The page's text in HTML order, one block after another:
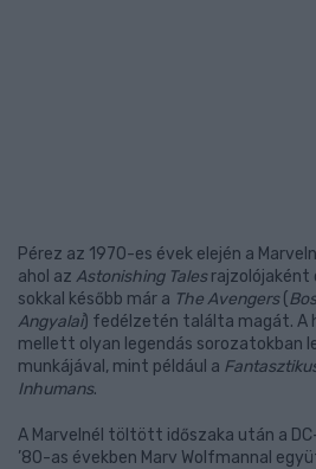
Pérez az 1970-es évek elején a
ahol az Astonishing Tales rajzolójaként
sokkal később már a The Avengers (
Angyalai) fedélzetén találta magát. A
mellett olyan legendás sorozatokban
munkájával, mint például a
Inhumans.
A Marvelnél töltött időszaka után a
’80-as években Marv Wolfmannal